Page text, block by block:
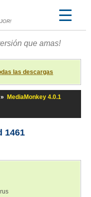
que amas!
las descargas
»
MediaMonkey 4.0.1
1461